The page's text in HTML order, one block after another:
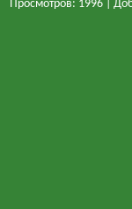
Просмотров: 1996 |